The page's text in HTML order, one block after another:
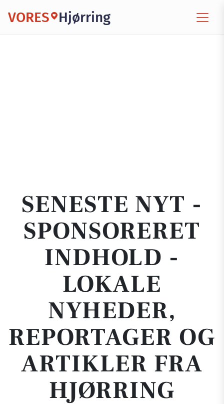
VORES Hjørring
SENESTE NYT -
SPONSORERET
INDHOLD -
LOKALE
NYHEDER,
REPORTAGER OG
ARTIKLER FRA
HJØRRING